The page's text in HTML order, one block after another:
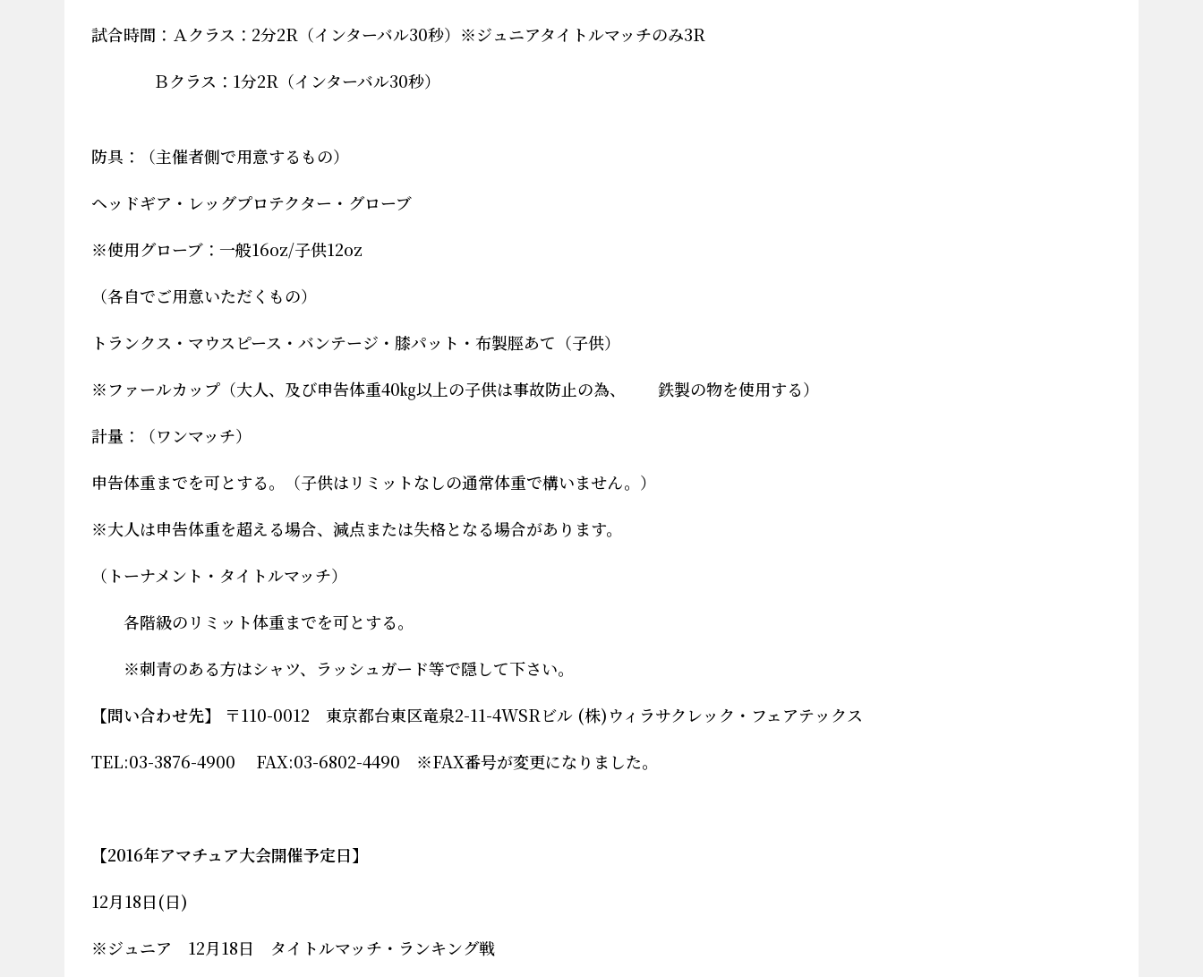
試合時間：Ａクラス： 2分2R （インターバル30秒）※ジュニアタイトルマッチのみ3R
Ｂクラス： 1分2R （インターバル30秒）
防具：（主催者側で用意するもの）
ヘッドギア・レッグプロテクター・グローブ
※使用グローブ：一般16oz/子供12oz
（各自でご用意いただくもの）
トランクス・マウスピース・バンテージ・膝パット・布製脛あて（子供）
※ファールカップ（大人、及び申告体重40㎏以上の子供は事故防止の為、 鉄製の物を使用する）
計量：（ワンマッチ）
申告体重までを可とする。（子供はリミットなしの通常体重で構いません。）
※大人は申告体重を超える場合、減点または失格となる場合があります。
（トーナメント・タイトルマッチ）
各階級のリミット体重までを可とする。
※刺青のある方はシャツ、ラッシュガード等で隠して下さい。
【問い合わせ先】
〒110-0012 東京都台東区竜泉2-11-4WSRビル (株)ウィラサクレック・フェアテックス
TEL:03-3876-4900 FAX:03-6802-4490 ※FAX番号が変更になりました。
【2016年アマチュア大会開催予定日】
12月18日(日)
※ジュニア 12月18日 タイトルマッチ・ランキング戦